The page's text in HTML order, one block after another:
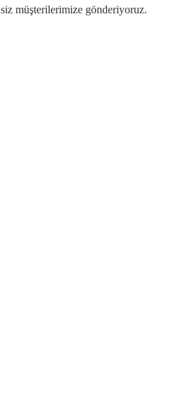
siz müşterilerimize gönderiyoruz.